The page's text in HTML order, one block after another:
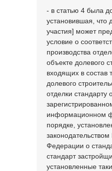
- в статью 4 была
установившая, что
участия] может
условие о
производства
объекте долевого
входящих в состав
долевого
отделки стандарту
информационном
порядке,
законодательством
Федерации о
стандарт
установленные